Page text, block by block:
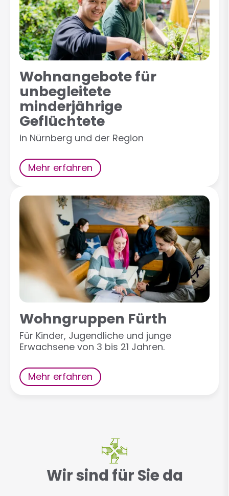
Wohnangebote für
unbegleitete
minderjährige
Geflüchtete
in Nürnberg und der Region
Mehr erfahren
Wohngruppen Fürth
Für Kinder, Jugendliche und junge
Erwachsene von 3 bis 21 Jahren.
Mehr erfahren
Wir sind für Sie da